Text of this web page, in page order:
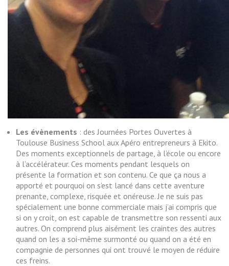
Les évènements : des Journées Portes Ouvertes à
Toulouse Business School aux Apéro entrepreneurs à Ekito.
Des moments exceptionnels de partage, à l’école ou encore
à l’accélérateur. Ces moments pendant lesquels on
présente la formation et son contenu. Ce que ça nous a
apporté et pourquoi on s’est lancé dans cette aventure
prenante, complexe, risquée et onéreuse. Je ne suis pas
spécialement une bonne commerciale mais j’ai compris que
si on y croit, on est capable de transmettre son ressenti aux
autres. On comprend plus aisément les craintes des autres
quand on les a soi-même surmonté ou quand on a été en
compagnie de personnes qui ont trouvé le moyen de réduire
ces freins.